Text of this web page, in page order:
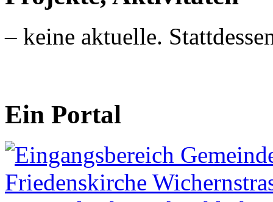
– keine aktuelle.
Ein Portal